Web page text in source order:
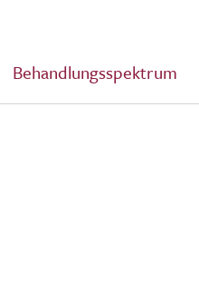
Behandlungsspektrum